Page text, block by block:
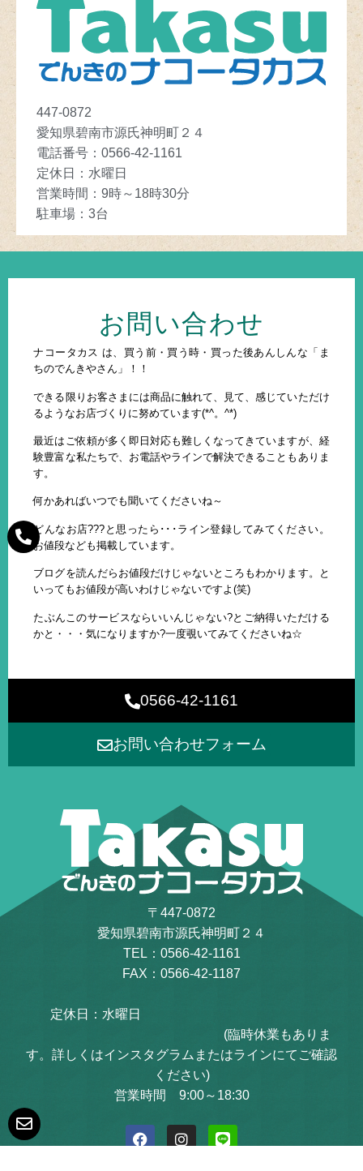
447-0872
愛知県碧南市源氏神明町２４
電話番号： 0566-42-1161
定休日
： 水曜日
営業時間 ： 9時～ 18時30分
駐車場 ：3台
お問い合わせ
ナコータカス は、買う前・買う時・買った後あんしんな「ま
ちのでんきやさん」！！
できる限りお客さまには商品に触れて、見て、感じていただけ
るようなお店づくりに努めています(*^。^*)
最近はご依頼が多く即日対応も難しくなってきていますが、経
験豊富な私たちで、お電話やラインで解決できることもありま
す。
何かあればいつでも聞いてくださいね～
どんなお店???と思ったら･･･ライン登録してみてください。
お値段なども掲載しています。
ブログを読んだらお値段だけじゃないところもわかります。と
いってもお値段が高いわけじゃないですよ(笑)
たぶんこのサービスならいいんじゃない?とご納得いただける
かと・・・気になりますか?一度覗いてみてくださいね☆
0566-42-1161
お問い合わせフォーム
〒447-0872
愛知県碧南市源氏神明町２４
TEL：0566-42-1161
FAX：0566-42-1187
定休日：水曜日
(臨時休業もありま
す。詳しくはインスタグラムまたはラインにてご確認
ください)
営業時間 9:00～18:30